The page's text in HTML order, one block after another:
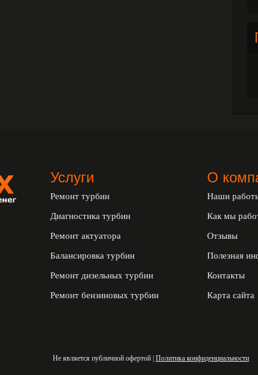
Услуги
Ремонт турбин
Диагностика турбин
Ремонт актуатора
Балансировка турбин
Ремонт дизельных турбин
Ремонт бензиновых турбин
О
Наши
Как мы
Отзывы
Полезная
Контакты
Карта сайта
Не является публичной офертой | Политика конфиденциальности